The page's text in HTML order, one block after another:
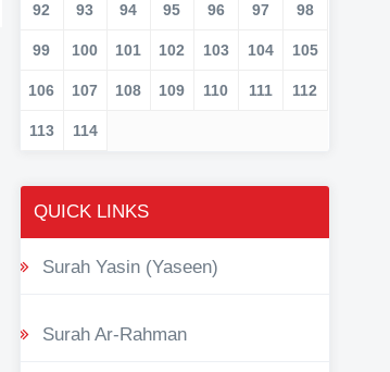
92 93 94 95 96 97 98
99 100 101 102 103 104 105
106 107 108 109 110 111 112
113 114
QUICK LINKS
Surah Yasin (Yaseen)
Surah Ar-Rahman